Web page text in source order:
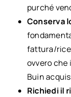
purché
Conserva
fattura/
ovvero
Buin
Richiedi il